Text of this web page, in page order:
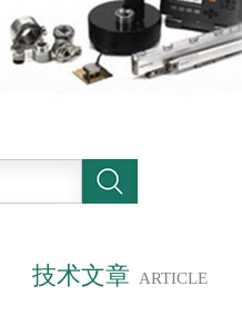
技术文章 ARTICLE